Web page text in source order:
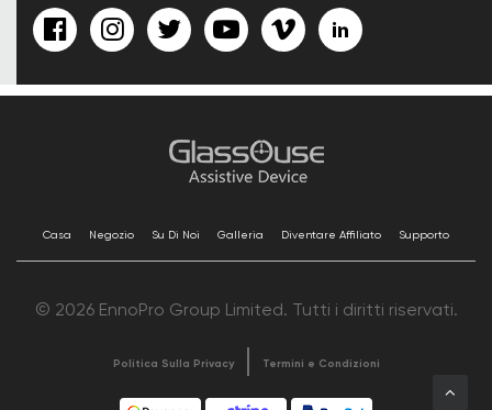
Casa Negozio Su Di Noi Galleria Diventare Affiliato Supporto
© 2026 EnnoPro Group Limited. Tutti i diritti riservati.
Politica Sulla Privacy Termini e Condizioni